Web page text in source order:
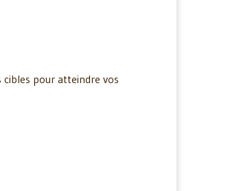
cibles pour atteindre vos